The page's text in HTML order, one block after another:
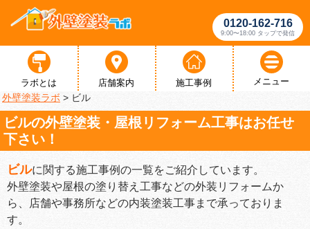
0120-162-716
9:00〜18:00 タップで発信
ラボとは 店舗案内 施工事例 メニュー
外壁塗装ラボ > ビル
ビルの外壁塗装・屋根リフォーム工事はお任せ
下さい！
ビルに関する施工事例の一覧をご紹介しています。
外壁塗装や屋根の塗り替え工事などの外装リフォームか
ら、店舗や事務所などの内装塗装工事まで承っておりま
す。